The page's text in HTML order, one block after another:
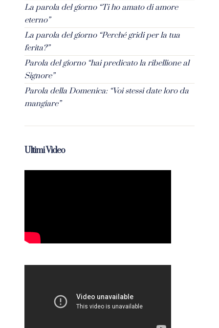
La parola del giorno “Ti ho amato di amore
eterno”
La parola del giorno “Perché gridi per la tua
ferita?”
Parola del giorno “hai predicato la ribellione al
Signore”
Parola della Domenica: “Voi stessi date loro da
mangiare”
Ultimi Video